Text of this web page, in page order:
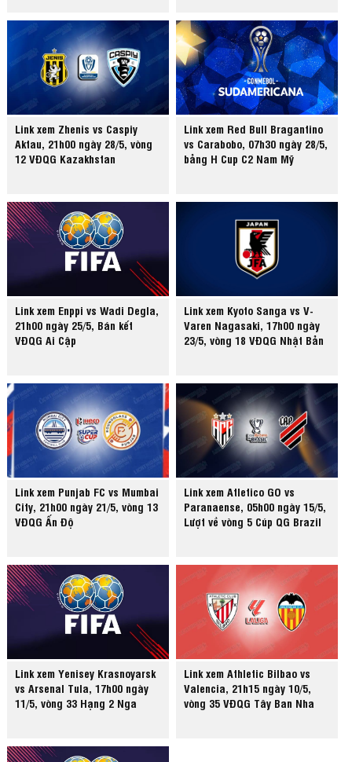
Link xem Zhenis vs Caspiy
Aktau, 21h00 ngày 28/5, vòng
12 VĐQG Kazakhstan
Link xem Red Bull Bragantino
vs Carabobo, 07h30 ngày 28/5,
bảng H Cup C2 Nam Mỹ
Link xem Enppi vs Wadi Degla,
21h00 ngày 25/5, Bán kết
VĐQG Ai Cập
Link xem Kyoto Sanga vs V-
Varen Nagasaki, 17h00 ngày
23/5, vòng 18 VĐQG Nhật Bản
Link xem Punjab FC vs Mumbai
City, 21h00 ngày 21/5, vòng 13
VĐQG Ấn Độ
Link xem Atletico GO vs
Paranaense, 05h00 ngày 15/5,
Lượt về vòng 5 Cúp QG Brazil
Link xem Yenisey Krasnoyarsk
vs Arsenal Tula, 17h00 ngày
11/5, vòng 33 Hạng 2 Nga
Link xem Athletic Bilbao vs
Valencia, 21h15 ngày 10/5,
vòng 35 VĐQG Tây Ban Nha